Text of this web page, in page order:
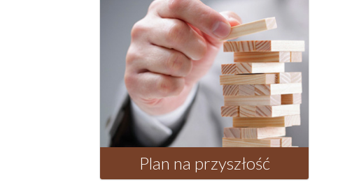
Plan na przyszłość